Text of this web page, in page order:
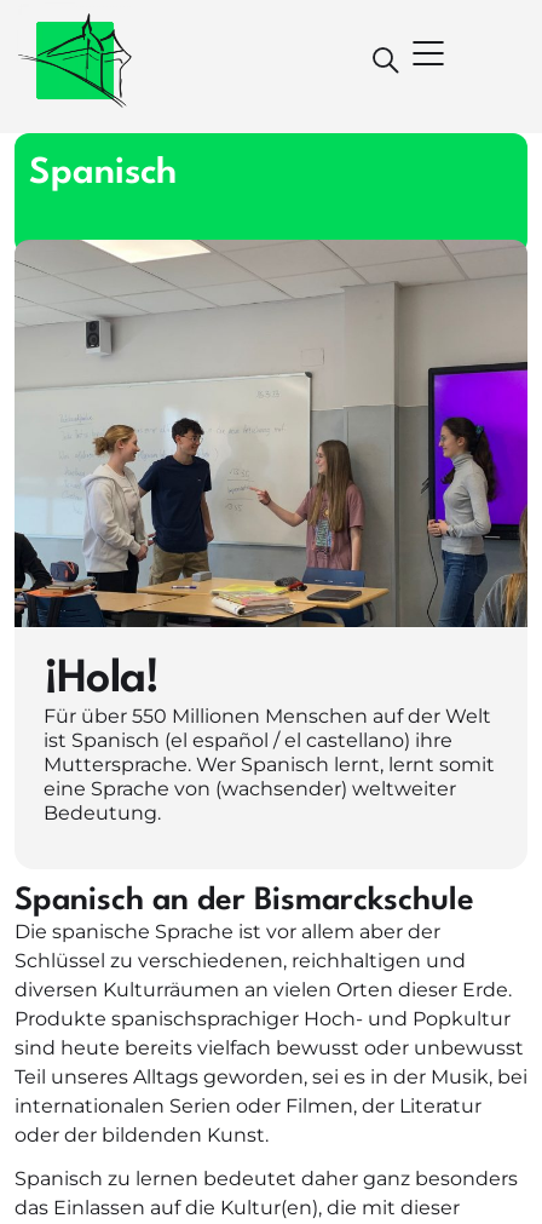
Spanisch
¡Hola!
Für über 550 Millionen Menschen auf der Welt
ist Spanisch (el español / el castellano) ihre
Muttersprache. Wer Spanisch lernt, lernt somit
eine Sprache von (wachsender) weltweiter
Bedeutung.
Spanisch an der Bismarckschule
Die spanische Sprache ist vor allem aber der
Schlüssel zu verschiedenen, reichhaltigen und
diversen Kulturräumen an vielen Orten dieser Erde.
Produkte spanischsprachiger Hoch- und Popkultur
sind heute bereits vielfach bewusst oder unbewusst
Teil unseres Alltags geworden, sei es in der Musik, bei
internationalen Serien oder Filmen, der Literatur
oder der bildenden Kunst.
Spanisch zu lernen bedeutet daher ganz besonders
das Einlassen auf die Kultur(en), die mit dieser